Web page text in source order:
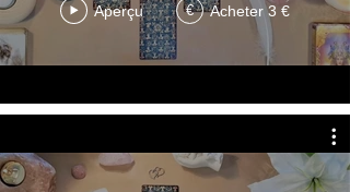
Aperçu € Acheter 3 €